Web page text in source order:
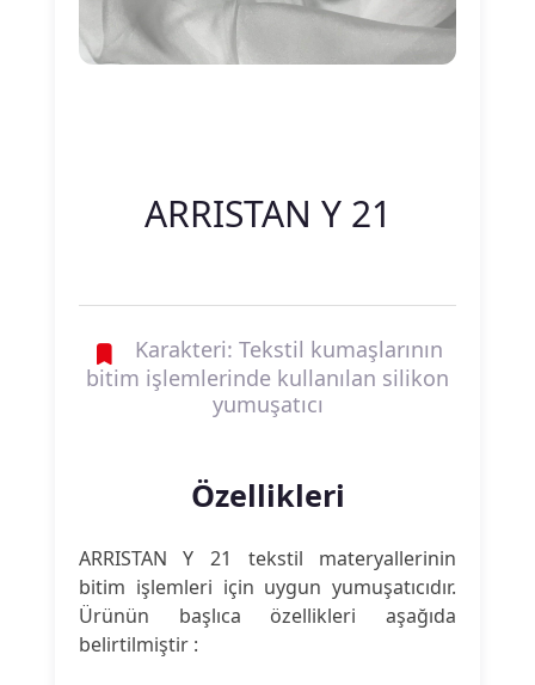
ARRISTAN Y 21
Karakteri: Tekstil kumaşlarının
bitim işlemlerinde kullanılan silikon
yumuşatıcı
Özellikleri
ARRISTAN Y 21 tekstil materyallerinin
bitim işlemleri için uygun yumuşatıcıdır.
Ürünün başlıca özellikleri aşağıda
belirtilmiştir :